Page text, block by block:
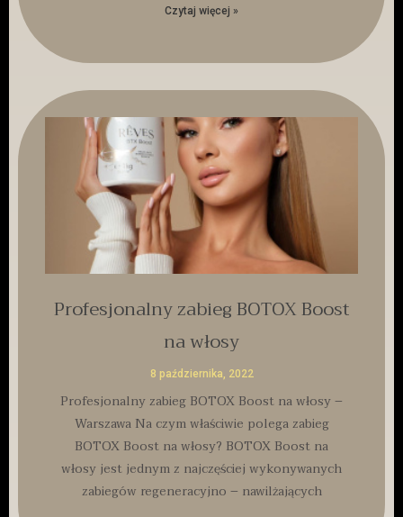
Czytaj więcej »
Profesjonalny zabieg BOTOX Boost
na włosy
8 października, 2022
Profesjonalny zabieg BOTOX Boost na włosy –
Warszawa Na czym właściwie polega zabieg
BOTOX Boost na włosy? BOTOX Boost na
włosy jest jednym z najczęściej wykonywanych
zabiegów regeneracyjno – nawilżających